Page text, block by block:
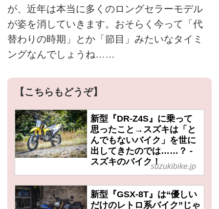
が、近年は本当に多くのロングセラーモデル
が姿を消していきます。おそらく今って「代
替わりの時期」とか「節目」みたいなタイミ
ングなんでしょうね……
【こちらもどうぞ】
新型『DR-Z4S』に乗って
思ったこと→スズキは「と
んでもないバイク」を世に
出してきたのでは……？ -
スズキのバイク！suzukibike.jp
新型『GSX-8T』は“優しい
だけのレトロ系バイク”じゃ